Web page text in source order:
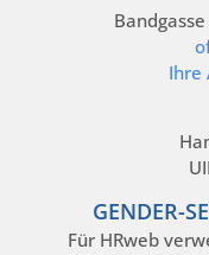
Ihre
GENDER-
Für HRweb